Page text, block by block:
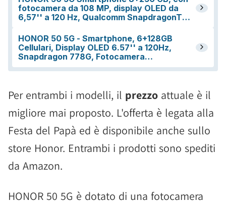
Per entrambi i modelli, il prezzo attuale è il
migliore mai proposto. L'offerta è legata alla
Festa del Papà ed è disponibile anche sullo
store Honor. Entrambi i prodotti sono spediti
da Amazon.
HONOR 50 5G è dotato di una fotocamera